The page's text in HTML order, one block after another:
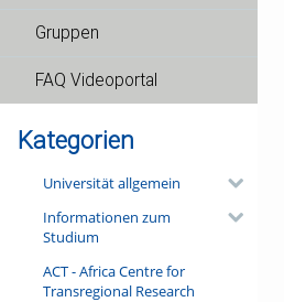
Gruppen
FAQ Videoportal
Kategorien
Universität allgemein
Informationen zum
Studium
ACT - Africa Centre for
Transregional Research